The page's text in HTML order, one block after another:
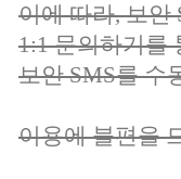
이에 따라, 보안
1:1 문의하기를
보안 SMS를 수
이용에 불편을